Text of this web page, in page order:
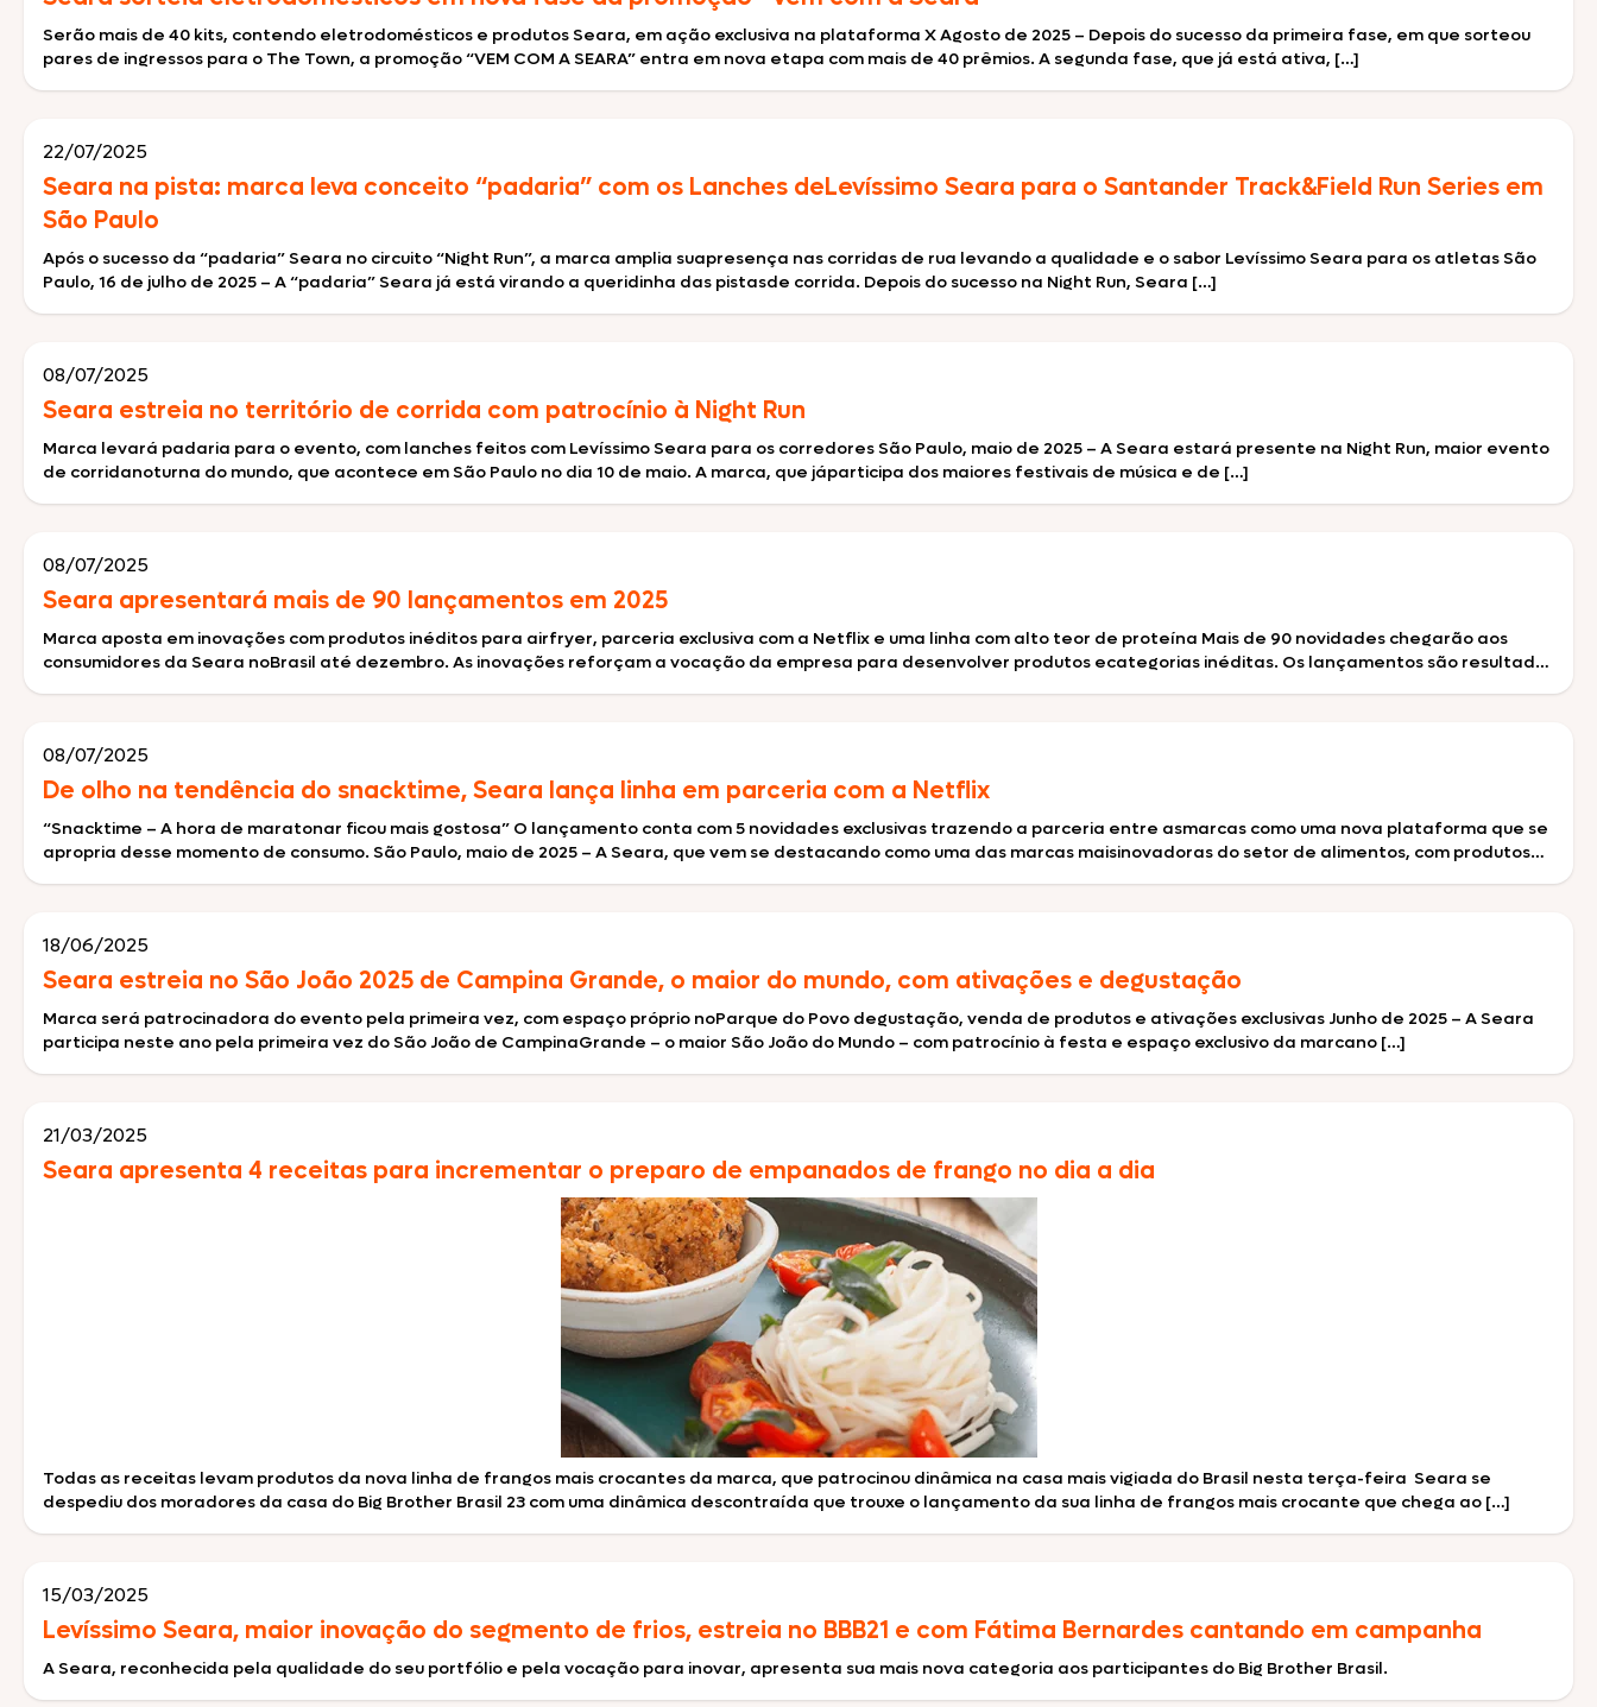
Comemorativos
Lasanhas
Legumes
Kibe e Almôndegas
Peru
Sobrecoxa
Seara
Suculentíssimo
Doriana
Primor
Seara Kit Festa
Serão mais de 40 kits, contendo eletrodomésticos e produtos Seara, em ação exclusiva na plataforma X Agosto de 2025 – Depois do sucesso da primeira fase, em que sorteou
pares de ingressos para o The Town, a promoção “VEM COM A SEARA” entra em nova etapa com mais de 40 prêmios. A segunda fase, que já está ativa, […]
22/07/2025
Seara na pista: marca leva conceito “padaria” com os Lanches deLevíssimo Seara para o Santander Track&Field Run Series em
São Paulo
Após o sucesso da “padaria” Seara no circuito “Night Run”, a marca amplia suapresença nas corridas de rua levando a qualidade e o sabor Levíssimo Seara para os atletas São
Paulo, 16 de julho de 2025 – A “padaria” Seara já está virando a queridinha das pistasde corrida. Depois do sucesso na Night Run, Seara […]
08/07/2025
Seara estreia no território de corrida com patrocínio à Night Run
Marca levará padaria para o evento, com lanches feitos com Levíssimo Seara para os corredores São Paulo, maio de 2025 – A Seara estará presente na Night Run, maior evento
de corridanoturna do mundo, que acontece em São Paulo no dia 10 de maio. A marca, que jáparticipa dos maiores festivais de música e de […]
08/07/2025
Seara apresentará mais de 90 lançamentos em 2025
Marca aposta em inovações com produtos inéditos para airfryer, parceria exclusiva com a Netflix e uma linha com alto teor de proteína Mais de 90 novidades chegarão aos
consumidores da Seara noBrasil até dezembro. As inovações reforçam a vocação da empresa para desenvolver produtos ecategorias inéditas. Os lançamentos são resultados
08/07/2025
De olho na tendência do snacktime, Seara lança linha em parceria com a Netflix
“Snacktime – A hora de maratonar ficou mais gostosa” O lançamento conta com 5 novidades exclusivas trazendo a parceria entre asmarcas como uma nova plataforma que se
apropria desse momento de consumo. São Paulo, maio de 2025 – A Seara, que vem se destacando como uma das marcas maisinovadoras do setor de alimentos, com produtos
18/06/2025
Seara estreia no São João 2025 de Campina Grande, o maior do mundo, com ativações e degustação
Marca será patrocinadora do evento pela primeira vez, com espaço próprio noParque do Povo degustação, venda de produtos e ativações exclusivas Junho de 2025 – A Seara
participa neste ano pela primeira vez do São João de CampinaGrande – o maior São João do Mundo – com patrocínio à festa e espaço exclusivo da marcano […]
21/03/2025
Seara apresenta 4 receitas para incrementar o preparo de empanados de frango no dia a dia
Todas as receitas levam produtos da nova linha de frangos mais crocantes da marca, que patrocinou dinâmica na casa mais vigiada do Brasil nesta terça-feira Seara se
despediu dos moradores da casa do Big Brother Brasil 23 com uma dinâmica descontraída que trouxe o lançamento da sua linha de frangos mais crocante que chega ao […]
15/03/2025
Levíssimo Seara, maior inovação do segmento de frios, estreia no BBB21 e com Fátima Bernardes cantando em campanha
A Seara, reconhecida pela qualidade do seu portfólio e pela vocação para inovar, apresenta sua mais nova categoria aos participantes do Big Brother Brasil.